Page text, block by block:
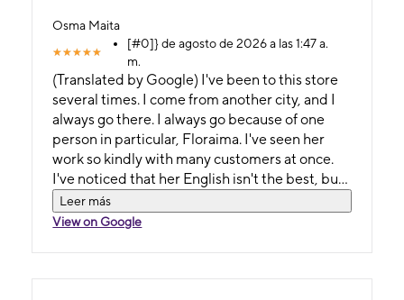
Osma Maita
[#0]} de agosto de 2026 a las 1:47 a.
m.
(Translated by Google) I've been to this store
several times. I come from another city, and I
always go there. I always go because of one
person in particular, Floraima. I've seen her
work so kindly with many customers at once.
I've noticed that her English isn't the best, but
that doesn't limit her. She's a great example of
overcoming adversity and that there are no
when your vocation is to serve. 🥰 (Original) He
pasado varias veces por esta tienda, vengo
Leer más
View on Google